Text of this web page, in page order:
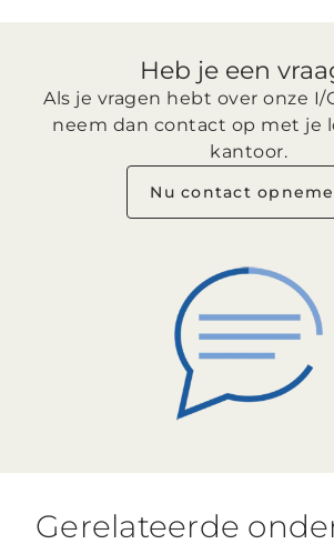
Heb je een
Als je vragen hebt over onze
neem dan contact op met je
kantoor.
Nu contact
Gerelateerde